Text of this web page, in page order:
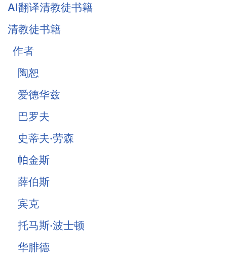
AI翻译清教徒书籍
清教徒书籍
作者
陶恕
爱德华兹
巴罗夫
史蒂夫·劳森
帕金斯
薛伯斯
宾克
托马斯·波士顿
华腓德